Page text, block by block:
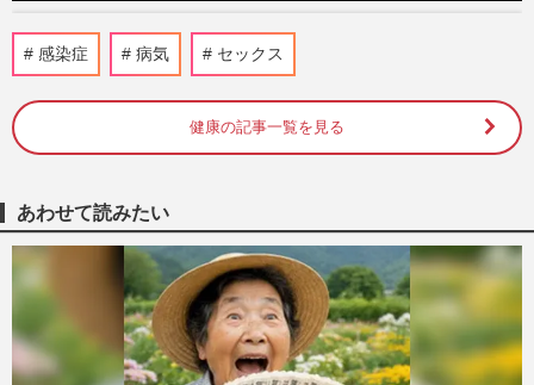
現！危険な病原体を媒介、専門家が警告す
週刊女性PRIME 2026/5/30
げない最強ウイルス「はしか（麻疹）」、
感染者の情報公開がリアル…
週刊女性2026年6月2日号 2026/5/21
医師が教える『のどの乾燥』万全対策！
冬こそこまめな水分補給が重要、“のど
飴”は逆に口腔内の乾燥を招…
感染症 病気 セックス
健康の記事一覧を見る
あわせて読みたい